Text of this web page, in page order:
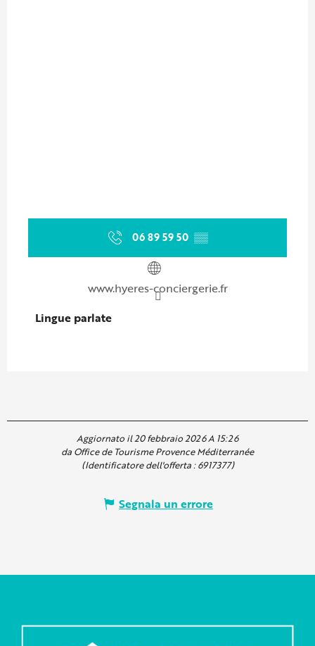
06 89 59 50 ▒▒
www.hyeres-conciergerie.fr
Lingue parlate
Lingue parlate
Aggiornato il 20 febbraio 2026 A 15:26
da Office de Tourisme Provence Méditerranée
(Identificatore dell'offerta :6917377)
Segnala un errore